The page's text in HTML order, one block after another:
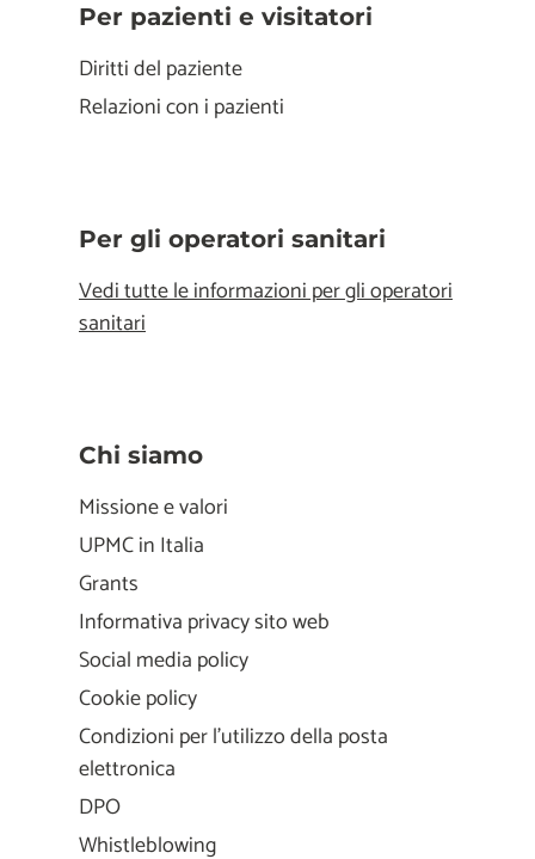
Per pazienti e visitatori
Diritti del paziente
Relazioni con i pazienti
Per gli operatori sanitari
Vedi tutte le informazioni per gli operatori
sanitari
Chi siamo
Missione e valori
UPMC in Italia
Grants
Informativa privacy sito web
Social media policy
Cookie policy
Condizioni per l'utilizzo della posta
elettronica
DPO
Whistleblowing